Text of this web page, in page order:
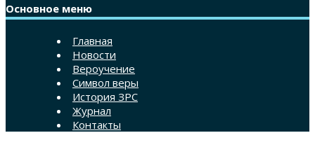
Основное меню
Главная
Новости
Вероучение
Символ веры
История ЗРС
Журнал
Контакты